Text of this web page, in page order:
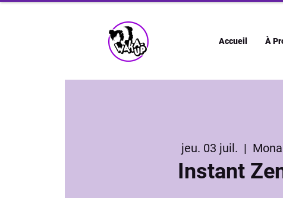
Accueil À
jeu. 03 juil.
  |
Mona
Instant